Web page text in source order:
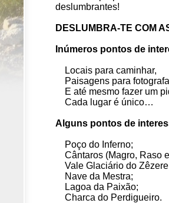
deslumbrantes!
DESLUMBRA-TE COM
Inúmeros pontos de
Locais para caminhar,
Paisagens para
E até mesmo fazer um
Cada lugar é único…
Alguns pontos de
Poço do Inferno;
Cântaros (Magro, Raso
Vale Glaciário do
Nave da Mestra;
Lagoa da Paixão;
Charca do Perdigueiro.